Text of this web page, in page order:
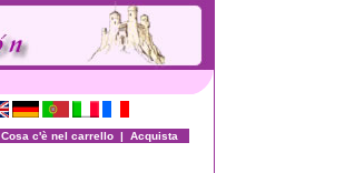
Cosa c'è nel carrello| Acquista